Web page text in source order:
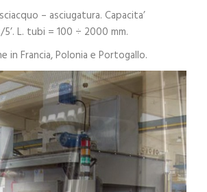
– asciugatura. Capacita’
L. tubi = 100 ÷ 2000 mm.
in Francia, Polonia e Portogallo.